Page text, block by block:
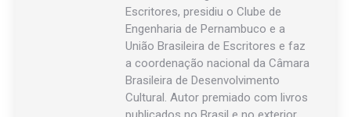
Escritores, presidiu o Clube de
Engenharia de Pernambuco e a
União Brasileira de Escritores e faz
a coordenação nacional da Câmara
Brasileira de Desenvolvimento
Cultural. Autor premiado com livros